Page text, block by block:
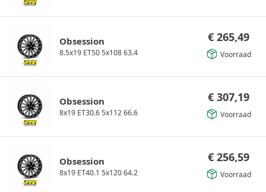
Obsession
8.5x19 ET50 5x108 63.4
€ 265,49
Voorraad
Obsession
8x19 ET30.6 5x112 66.6
€ 307,19
Voorraad
Obsession
8x19 ET40.1 5x120 64.2
€ 256,59
Voorraad